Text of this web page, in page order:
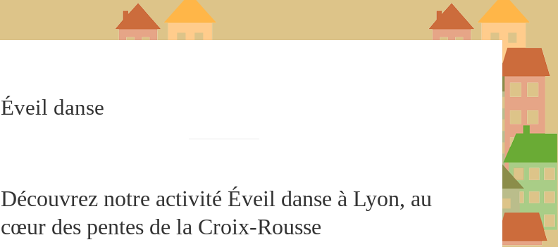
Éveil danse
Découvrez notre activité Éveil danse à Lyon, au
cœur des pentes de la Croix-Rousse